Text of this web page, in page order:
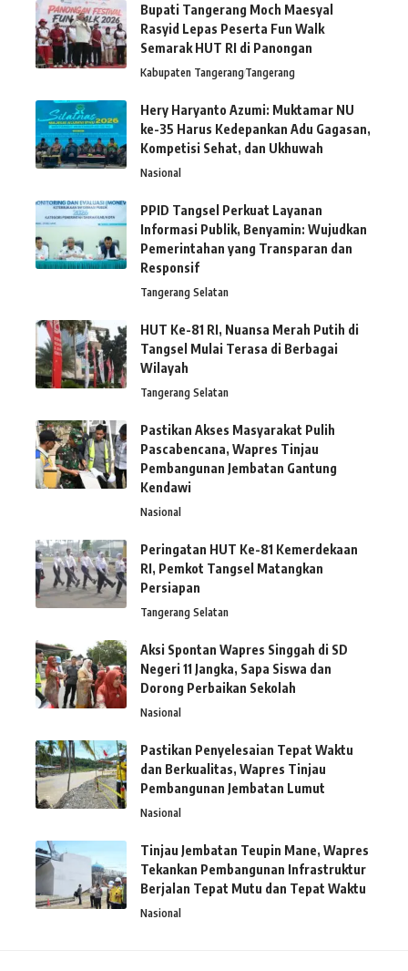
Bupati Tangerang Moch Maesyal
Rasyid Lepas Peserta Fun Walk
Semarak HUT RI di Panongan
Kabupaten TangerangTangerang
Hery Haryanto Azumi: Muktamar NU
ke-35 Harus Kedepankan Adu Gagasan,
Kompetisi Sehat, dan Ukhuwah
Nasional
PPID Tangsel Perkuat Layanan
Informasi Publik, Benyamin: Wujudkan
Pemerintahan yang Transparan dan
Responsif
Tangerang Selatan
HUT Ke-81 RI, Nuansa Merah Putih di
Tangsel Mulai Terasa di Berbagai
Wilayah
Tangerang Selatan
Pastikan Akses Masyarakat Pulih
Pascabencana, Wapres Tinjau
Pembangunan Jembatan Gantung
Kendawi
Nasional
Peringatan HUT Ke-81 Kemerdekaan
RI, Pemkot Tangsel Matangkan
Persiapan
Tangerang Selatan
Aksi Spontan Wapres Singgah di SD
Negeri 11 Jangka, Sapa Siswa dan
Dorong Perbaikan Sekolah
Nasional
Pastikan Penyelesaian Tepat Waktu
dan Berkualitas, Wapres Tinjau
Pembangunan Jembatan Lumut
Nasional
Tinjau Jembatan Teupin Mane, Wapres
Tekankan Pembangunan Infrastruktur
Berjalan Tepat Mutu dan Tepat Waktu
Nasional